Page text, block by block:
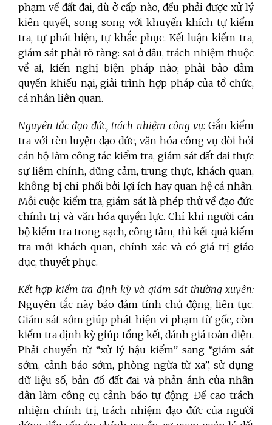
phạm về đất đai, dù ở cấp nào, đều phải được xử lý
kiên quyết, song song với khuyến khích tự kiểm
tra, tự phát hiện, tự khắc phục. Kết luận kiểm tra,
giám sát phải rõ ràng: sai ở đâu, trách nhiệm thuộc
về ai, kiến nghị biện pháp nào; phải bảo đảm
quyền khiếu nại, giải trình hợp pháp của tổ chức,
cá nhân liên quan.
Nguyên tắc đạo đức, trách nhiệm công vụ:Gắn kiểm
tra với rèn luyện đạo đức, văn hóa công vụ đòi hỏi
cán bộ làm công tác kiểm tra, giám sát đất đai thực
sự liêm chính, dũng cảm, trung thực, khách quan,
không bị chi phối bởi lợi ích hay quan hệ cá nhân.
Mỗi cuộc kiểm tra, giám sát là phép thử về đạo đức
chính trị và văn hóa quyền lực. Chỉ khi người cán
bộ kiểm tra trong sạch, công tâm, thì kết quả kiểm
tra mới khách quan, chính xác và có giá trị giáo
dục, thuyết phục.
Kết hợp kiểm tra định kỳ và giám sát thường xuyên:
Nguyên tắc này bảo đảm tính chủ động, liên tục.
Giám sát sớm giúp phát hiện vi phạm từ gốc, còn
kiểm tra định kỳ giúp tổng kết, đánh giá toàn diện.
Phải chuyển từ “xử lý hậu kiểm” sang “giám sát
sớm, cảnh báo sớm, phòng ngừa từ xa”, sử dụng
dữ liệu số, bản đồ đất đai và phản ánh của nhân
dân làm công cụ cảnh báo tự động. Đề cao trách
nhiệm chính trị, trách nhiệm đạo đức của người